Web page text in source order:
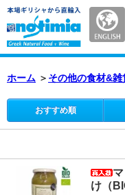
ホーム ＞ その他の食材&雑
おすすめ順
け（